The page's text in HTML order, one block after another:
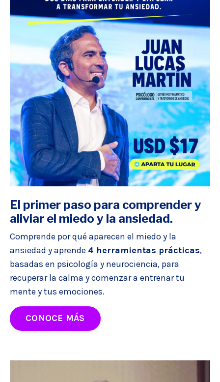
El primer paso para comprender y
aliviar el miedo y la ansiedad.
Comprende por qué aparecen el miedo y la
ansiedad y aprende 4 herramientas prácticas,
basadas en psicología y neurociencia, para
recuperar la calma y comenzar a entrenar tu
mente y tus emociones.
CONOCE MÁS